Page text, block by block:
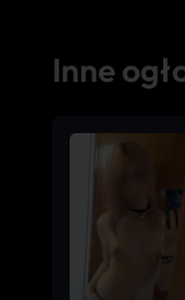
Inne